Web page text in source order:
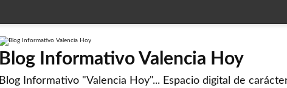
Blog Informativo Valencia Hoy
Blog Informativo "Valencia Hoy"... Espacio digital de